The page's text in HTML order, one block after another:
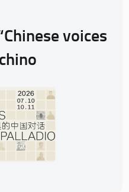
voices